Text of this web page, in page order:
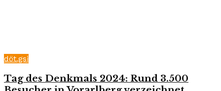
döt.gsi
Tag des Denkmals 2024: Rund 3.500